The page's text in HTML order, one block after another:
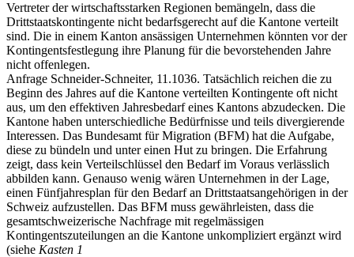
Vertreter der wirtschaftsstarken Regionen bemängeln, dass die
Drittstaatskontingente nicht bedarfsgerecht auf die Kantone verteilt
sind. Die in einem Kanton ansässigen Unternehmen könnten vor der
Kontingentsfestlegung ihre Planung für die bevorstehenden Jahre
nicht offenlegen.
Anfrage Schneider-Schneiter, 11.1036. Tatsächlich reichen die zu
Beginn des Jahres auf die Kantone verteilten Kontingente oft nicht
aus, um den effektiven Jahresbedarf eines Kantons abzudecken. Die
Kantone haben unterschiedliche Bedürfnisse und teils divergierende
Interessen. Das Bundesamt für Migration (BFM) hat die Aufgabe,
diese zu bündeln und unter einen Hut zu bringen. Die Erfahrung
zeigt, dass kein Verteilschlüssel den Bedarf im Voraus verlässlich
abbilden kann. Genauso wenig wären Unternehmen in der Lage,
einen Fünfjahresplan für den Bedarf an Drittstaatsangehörigen in der
Schweiz aufzustellen. Das BFM muss gewährleisten, dass die
gesamtschweizerische Nachfrage mit regelmässigen
Kontingentszuteilungen an die Kantone unkompliziert ergänzt wird
(siehe Kasten 1